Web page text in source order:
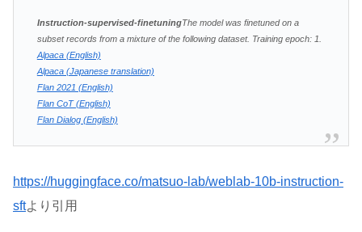
Instruction-supervised-finetuningThe model was finetuned on a
subset records from a mixture of the following dataset. Training epoch: 1.
Alpaca (English)
Alpaca (Japanese translation)
Flan 2021 (English)
Flan CoT (English)
Flan Dialog (English)
https://huggingface.co/matsuo-lab/weblab-10b-instruction-
sftより引用